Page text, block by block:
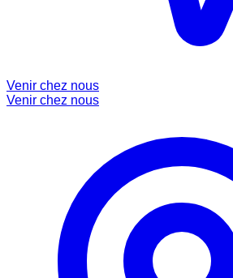
Venir chez nous
Venir chez nous